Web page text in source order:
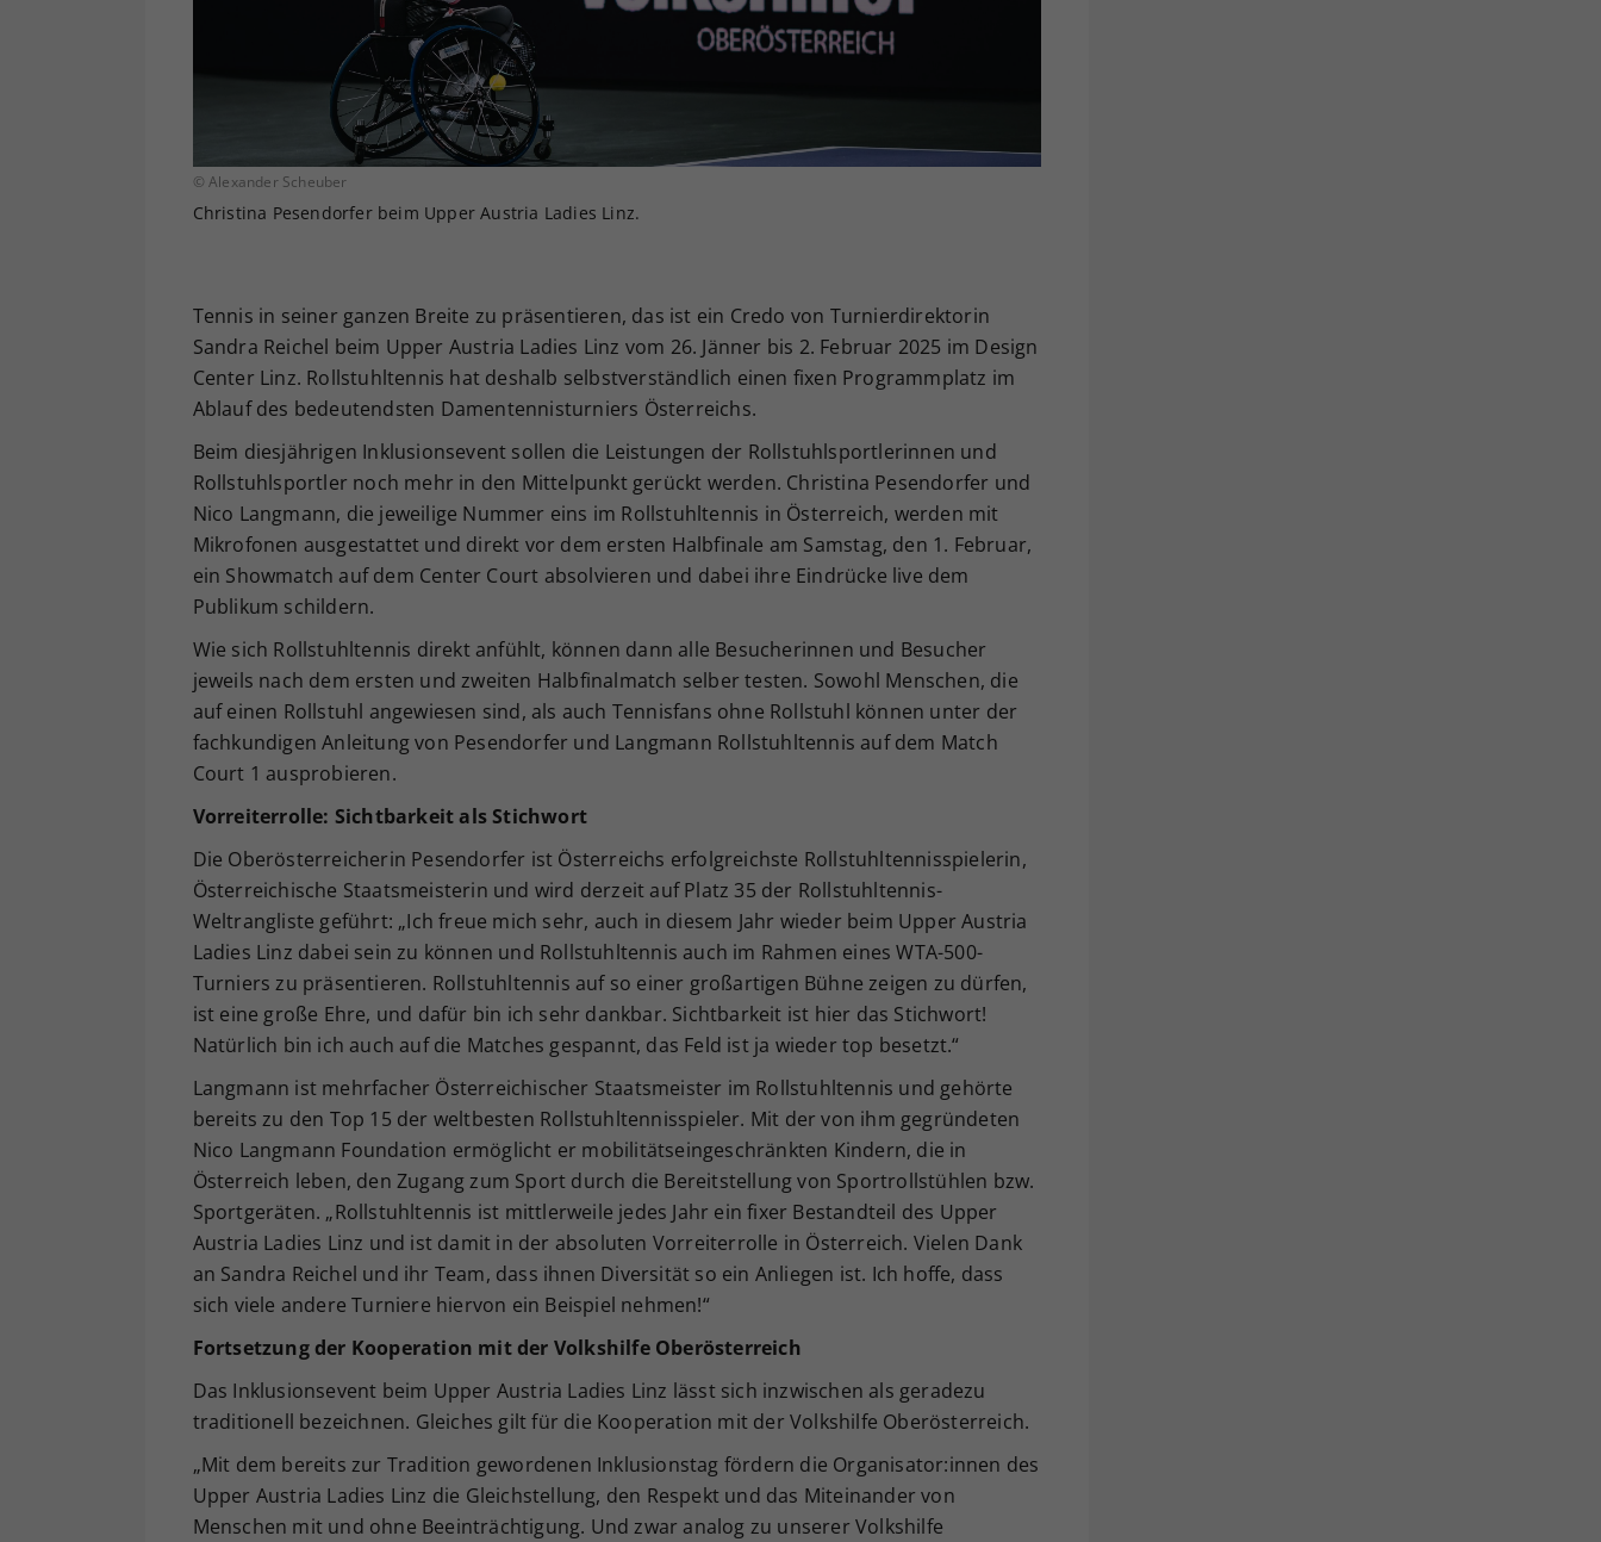
© Alexander Scheuber
Christina Pesendorfer beim Upper Austria Ladies Linz.
Tennis in seiner ganzen Breite zu präsentieren, das ist ein Credo von Turnierdirektorin
Sandra Reichel beim Upper Austria Ladies Linz vom 26. Jänner bis 2. Februar 2025 im Design
Center Linz. Rollstuhltennis hat deshalb selbstverständlich einen fixen Programmplatz im
Ablauf des bedeutendsten Damentennisturniers Österreichs.
Beim diesjährigen Inklusionsevent sollen die Leistungen der Rollstuhlsportlerinnen und
Rollstuhlsportler noch mehr in den Mittelpunkt gerückt werden. Christina Pesendorfer und
Nico Langmann, die jeweilige Nummer eins im Rollstuhltennis in Österreich, werden mit
Mikrofonen ausgestattet und direkt vor dem ersten Halbfinale am Samstag, den 1. Februar,
ein Showmatch auf dem Center Court absolvieren und dabei ihre Eindrücke live dem
Publikum schildern.
Wie sich Rollstuhltennis direkt anfühlt, können dann alle Besucherinnen und Besucher
jeweils nach dem ersten und zweiten Halbfinalmatch selber testen. Sowohl Menschen, die
auf einen Rollstuhl angewiesen sind, als auch Tennisfans ohne Rollstuhl können unter der
fachkundigen Anleitung von Pesendorfer und Langmann Rollstuhltennis auf dem Match
Court 1 ausprobieren.
Vorreiterrolle: Sichtbarkeit als Stichwort
Die Oberösterreicherin Pesendorfer ist Österreichs erfolgreichste Rollstuhltennisspielerin,
Österreichische Staatsmeisterin und wird derzeit auf Platz 35 der Rollstuhltennis-
Weltrangliste geführt: „Ich freue mich sehr, auch in diesem Jahr wieder beim Upper Austria
Ladies Linz dabei sein zu können und Rollstuhltennis auch im Rahmen eines WTA-500-
Turniers zu präsentieren. Rollstuhltennis auf so einer großartigen Bühne zeigen zu dürfen,
ist eine große Ehre, und dafür bin ich sehr dankbar. Sichtbarkeit ist hier das Stichwort!
Natürlich bin ich auch auf die Matches gespannt, das Feld ist ja wieder top besetzt.“
Langmann ist mehrfacher Österreichischer Staatsmeister im Rollstuhltennis und gehörte
bereits zu den Top 15 der weltbesten Rollstuhltennisspieler. Mit der von ihm gegründeten
Nico Langmann Foundation ermöglicht er mobilitätseingeschränkten Kindern, die in
Österreich leben, den Zugang zum Sport durch die Bereitstellung von Sportrollstühlen bzw.
Sportgeräten. „Rollstuhltennis ist mittlerweile jedes Jahr ein fixer Bestandteil des Upper
Austria Ladies Linz und ist damit in der absoluten Vorreiterrolle in Österreich. Vielen Dank
an Sandra Reichel und ihr Team, dass ihnen Diversität so ein Anliegen ist. Ich hoffe, dass
sich viele andere Turniere hiervon ein Beispiel nehmen!“
Fortsetzung der Kooperation mit der Volkshilfe Oberösterreich
Das Inklusionsevent beim Upper Austria Ladies Linz lässt sich inzwischen als geradezu
traditionell bezeichnen. Gleiches gilt für die Kooperation mit der Volkshilfe Oberösterreich.
„Mit dem bereits zur Tradition gewordenen Inklusionstag fördern die Organisator:innen des
Upper Austria Ladies Linz die Gleichstellung, den Respekt und das Miteinander von
Menschen mit und ohne Beeinträchtigung. Und zwar analog zu unserer Volkshilfe
Ihrer vorgenommen Einstellungen, falls der
Webseiten-Betreiber dies eingestellt hat.